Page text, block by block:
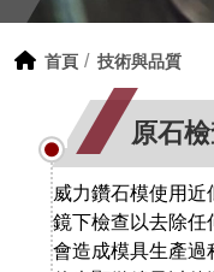
首頁 技術與品質
原石
威力鑽石模使用
鏡下檢查以去除任
會造成模具生產過